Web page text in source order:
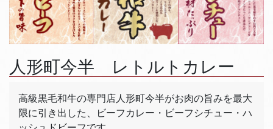
人形町今半 レトルトカレー
高級黒毛和牛の専門店人形町今半がお肉の旨みを最大
限に引き出した、ビーフカレー・ビーフシチュー・ハ